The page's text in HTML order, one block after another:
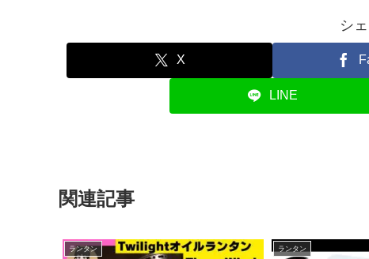
シ
X
LINE
関連記事
ランタン ランタン